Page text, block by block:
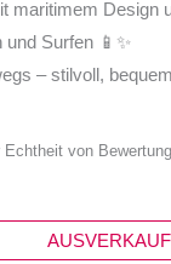
maritimem Design
Surfen 📱✨
– stilvoll,
Echtheit von